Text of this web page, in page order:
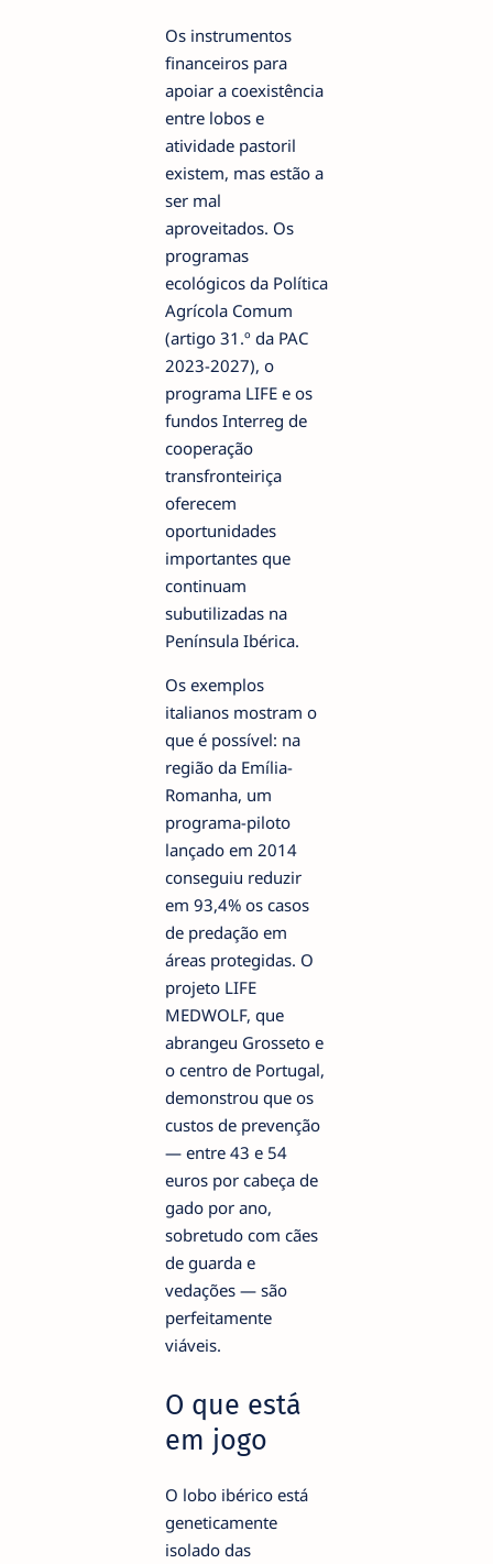
Os instrumentos
financeiros para
apoiar a coexistência
entre lobos e
atividade pastoril
existem, mas estão a
ser mal
aproveitados. Os
programas
ecológicos da Política
Agrícola Comum
(artigo 31.º da PAC
2023-2027), o
programa LIFE e os
fundos Interreg de
cooperação
transfronteiriça
oferecem
oportunidades
importantes que
continuam
subutilizadas na
Península Ibérica.
Os exemplos
italianos mostram o
que é possível: na
região da Emília-
Romanha, um
programa-piloto
lançado em 2014
conseguiu reduzir
em 93,4% os casos
de predação em
áreas protegidas. O
projeto LIFE
MEDWOLF, que
abrangeu Grosseto e
o centro de Portugal,
demonstrou que os
custos de prevenção
— entre 43 e 54
euros por cabeça de
gado por ano,
sobretudo com cães
de guarda e
vedações — são
perfeitamente
viáveis.
O que está
em jogo
O lobo ibérico está
geneticamente
isolado das